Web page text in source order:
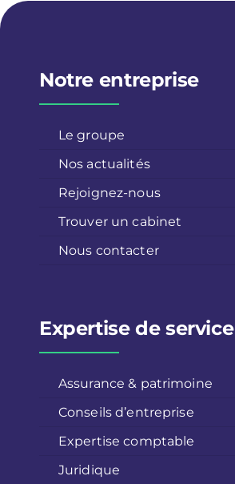
Notre entreprise
Le groupe
Nos actualités
Rejoignez-nous
Trouver un cabinet
Nous contacter
Expertise de service
Assurance & patrimoine
Conseils d’entreprise
Expertise comptable
Juridique